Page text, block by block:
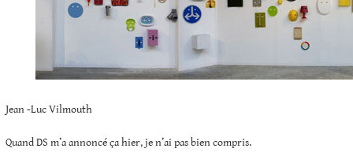
Jean -Luc Vilmouth
Quand DS m’a annoncé ça hier, je n’ai pas bien compris.